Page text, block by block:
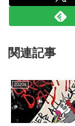
関連記事
2020s